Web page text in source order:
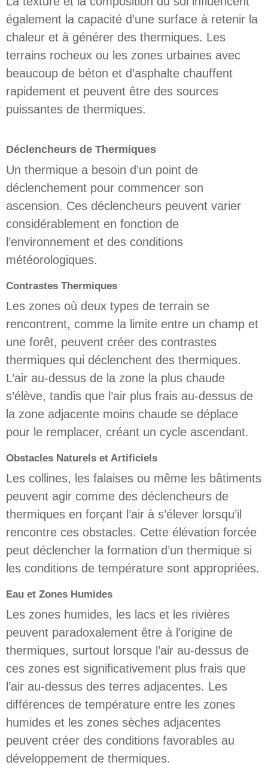
également la capacité d’une surface à retenir la
chaleur et à générer des thermiques. Les
terrains rocheux ou les zones urbaines avec
beaucoup de béton et d’asphalte chauffent
rapidement et peuvent être des sources
puissantes de thermiques.
Déclencheurs de Thermiques
Un thermique a besoin d’un point de
déclenchement pour commencer son
ascension. Ces déclencheurs peuvent varier
considérablement en fonction de
l’environnement et des conditions
météorologiques.
Contrastes Thermiques
Les zones où deux types de terrain se
rencontrent, comme la limite entre un champ et
une forêt, peuvent créer des contrastes
thermiques qui déclenchent des thermiques.
L’air au-dessus de la zone la plus chaude
s’élève, tandis que l’air plus frais au-dessus de
la zone adjacente moins chaude se déplace
pour le remplacer, créant un cycle ascendant.
Obstacles Naturels et Artificiels
Les collines, les falaises ou même les bâtiments
peuvent agir comme des déclencheurs de
thermiques en forçant l’air à s’élever lorsqu’il
rencontre ces obstacles. Cette élévation forcée
peut déclencher la formation d’un thermique si
les conditions de température sont appropriées.
Eau et Zones Humides
Les zones humides, les lacs et les rivières
peuvent paradoxalement être à l’origine de
thermiques, surtout lorsque l’air au-dessus de
ces zones est significativement plus frais que
l’air au-dessus des terres adjacentes. Les
différences de température entre les zones
humides et les zones sèches adjacentes
peuvent créer des conditions favorables au
développement de thermiques.